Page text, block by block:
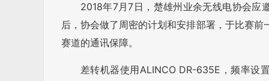
2018年7月7日，楚雄州业余无线电协会应
后，协会做了周密的计划和安排部署，于比赛
赛道的通讯保障。
差转机器使用ALINCO DR-635E，频率设